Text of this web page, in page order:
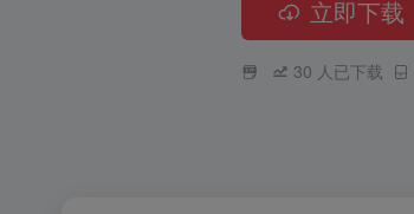
立即下载
30 人已下载